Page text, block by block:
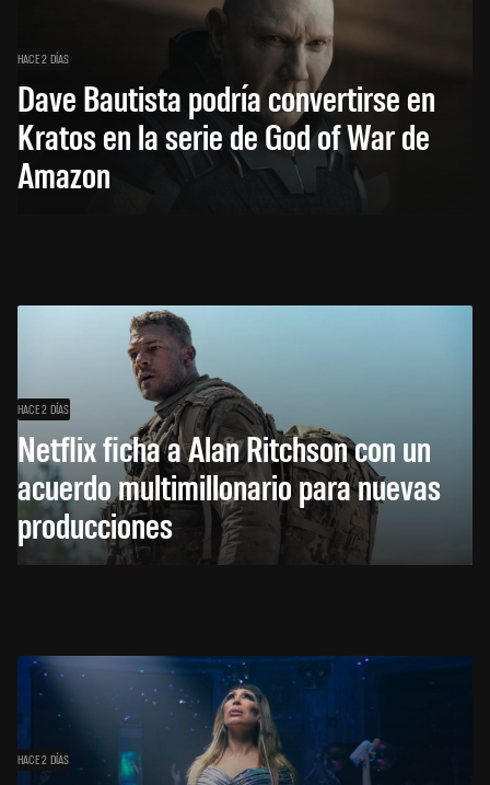
HACE 2 DÍAS
Dave Bautista podría convertirse en
Kratos en la serie de God of War de
Amazon
HACE 2 DÍAS
Netflix ficha a Alan Ritchson con un
acuerdo multimillonario para nuevas
producciones
HACE 2 DÍAS